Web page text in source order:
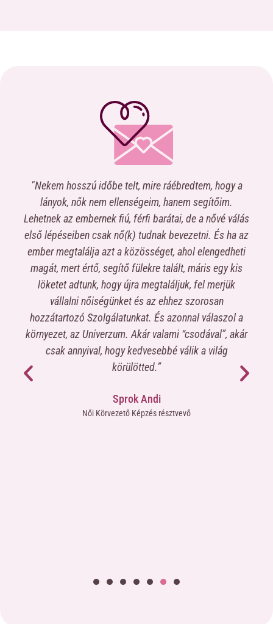
"Nekem hosszú időbe telt, mire ráébredtem, hogy a
lányok, nők nem ellenségeim, hanem segítőim.
Lehetnek az embernek fiú, férfi barátai, de a nővé válás
első lépéseiben csak nő(k) tudnak bevezetni. És ha az
ember megtalálja azt a közösséget, ahol elengedheti
magát, mert értő, segítő fülekre talált, máris egy kis
löketet adtunk, hogy újra megtaláljuk, fel merjük
vállalni nőiségünket és az ehhez szorosan
hozzátartozó Szolgálatunkat. És azonnal válaszol a
környezet, az Univerzum. Akár valami “csodával”, akár
csak annyival, hogy kedvesebbé válik a világ
körülötted.”
Sprok Andi
Női Körvezető Képzés résztvevő